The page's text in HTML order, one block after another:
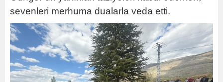
sevenleri merhuma dualarla veda etti.